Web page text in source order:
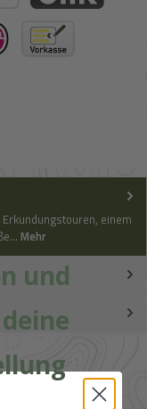
einem
Mehr
und